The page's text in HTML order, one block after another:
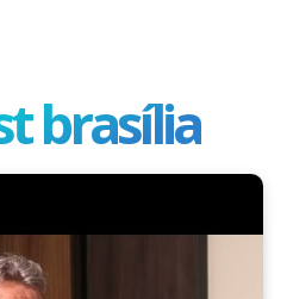
brasília